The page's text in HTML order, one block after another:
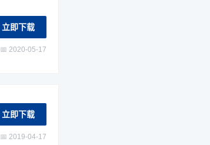
立即下载
📅 2020-05-17
立即下载
📅 2019-04-17